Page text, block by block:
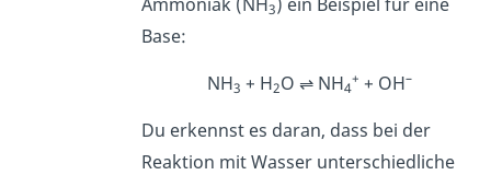
3
Base:
NH3 + H2O ⇌ NH4
+ + OH–
Du erkennst es daran, dass bei der
Reaktion mit Wasser unterschiedliche